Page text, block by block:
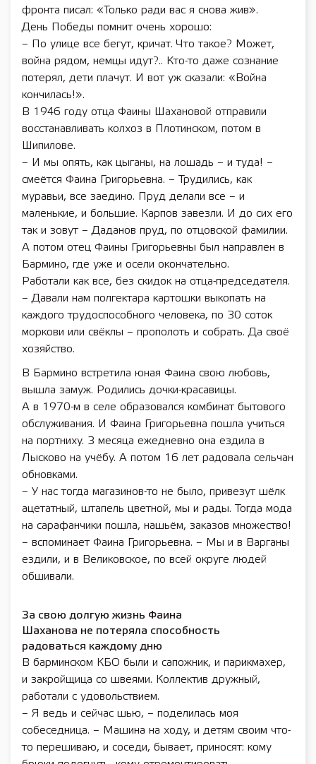
фронта писал: «Только ради вас я снова жив».
День Победы помнит очень хорошо:
– По улице все бегут, кричат. Что такое? Может,
война рядом, немцы идут?.. Кто-то даже сознание
потерял, дети плачут. И вот уж сказали: «Вой­на
кончилась!».
В 1946 году отца Фаины Шахановой отправили
восстанавливать колхоз в Плотинском, потом в
Шипилове.
– И мы опять, как цыганы, на лошадь – и туда! –
смеётся Фаина Григорьевна. – Трудились, как
муравьи, все заедино. Пруд делали все – и
маленькие, и большие. Карпов завезли. И до сих его
так и зовут – Даданов пруд, по отцовской фамилии.
А потом отец Фаины Григорьевны был направлен в
Бармино, где уже и осели окончательно.
Работали как все, без скидок на отца-председателя.
– Давали нам полгектара картошки выкопать на
каждого трудоспособного человека, по 30 соток
моркови или свёклы – прополоть и собрать. Да своё
хозяйство.
В Бармино встретила юная Фаина свою любовь,
вышла замуж. Родились дочки-красавицы.
А в 1970-м в селе образовался комбинат бытового
обслуживания. И Фаина Григорьевна пошла учиться
на портниху. 3 месяца ежедневно она ездила в
Лысково на учёбу. А потом 16 лет радовала сельчан
обновками.
– У нас тогда магазинов-то не было, привезут шёлк
ацетатный, штапель цветной, мы и рады. Тогда мода
на сарафанчики пошла, нашьём, заказов множество!
– вспоминает Фаина Григорьевна. – Мы и в Варганы
ездили, и в Великовское, по всей округе людей
обшивали.
За свою долгую жизнь Фаина
Шаханова не потеряла способность
радоваться каждому дню
В барминском КБО были и сапожник, и парикмахер,
и закройщица со швеями. Коллектив дружный,
работали с удовольствием.
– Я ведь и сейчас шью, – поделилась моя
собеседница. – Машина на ходу, и детям своим что-
то перешиваю, и соседи, бывает, приносят: кому